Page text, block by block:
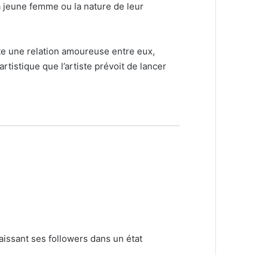
jeune femme ou la nature de leur
une relation amoureuse entre eux,
que l’artiste prévoit de lancer
ses followers dans un état